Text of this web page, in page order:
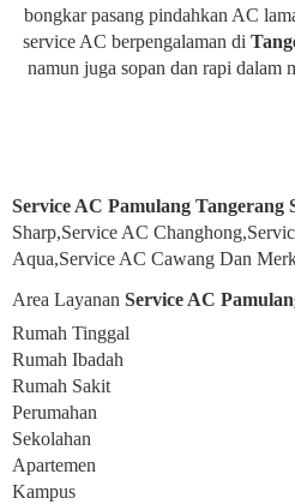
bongkar pasang pindahkan AC
service AC berpengalaman di
namun juga sopan dan rapi
Service AC Pamulang Tangerang
Sharp,Service AC
Aqua,Service AC Cawang Dan
Area Layanan Service AC
Rumah Tinggal
Rumah Ibadah
Rumah Sakit
Perumahan
Sekolahan
Apartemen
Kampus